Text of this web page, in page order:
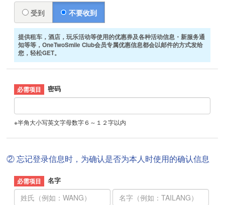
受到 不要收到
提供租车，酒店，玩乐活动等使用的优惠券及各种活动信息・新服务通
知等等，OneTwoSmile Club会员专属优惠信息都会以邮件的方式发给
您，轻松GET。
密码
※半角大小写英文字母数字６～１２字以内
② 忘记登录信息时，为确认是否为本人时使用的确认信息
名字